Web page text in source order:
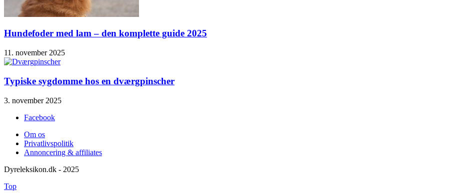
Hundefoder med lam – den komplette guide 2025
11. november 2025
Typiske sygdomme hos en dværgpinscher
3. november 2025
Facebook
Om os
Privatlivspolitik
Annoncering & affiliates
Dyreleksikon.dk - 2025
Top